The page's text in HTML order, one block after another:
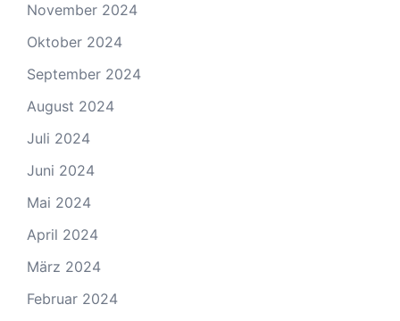
November 2024
Oktober 2024
September 2024
August 2024
Juli 2024
Juni 2024
Mai 2024
April 2024
März 2024
Februar 2024